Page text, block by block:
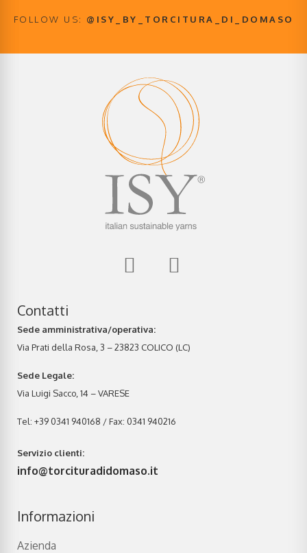
FOLLOW US: @ISY_BY_TORCITURA_DI_DOMASO
Contatti
Sede amministrativa/operativa:
Via Prati della Rosa, 3 – 23823 COLICO (LC)
Sede Legale:
Via Luigi Sacco, 14 – VARESE
Tel: +39 0341 940168 / Fax: 0341 940216
Servizio clienti:
info@torcituradidomaso.it
Informazioni
Azienda